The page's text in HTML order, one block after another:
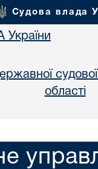
Судова влада
України
областi